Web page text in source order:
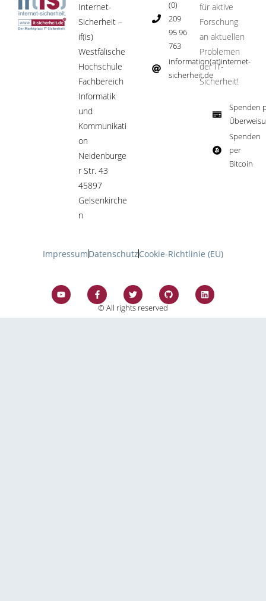
Internet-
Sicherheit –
if(is)
Westfälische
Hochschule
Fachbereich
Informatik
und
Kommunikati
on
Neidenburge
r Str. 43
45897
Gelsenkirche
n
(0)
209
95 96
763
information(at)internet-
sicherheit.de ​
für aktive
Forschung
an aktuellen
Problemen
der IT-
Sicherheit!​
Spenden
Spenden
per
Bitcoin​
ImpressumDatenschutzCookie-Richtlinie (EU)
© All rights reserved